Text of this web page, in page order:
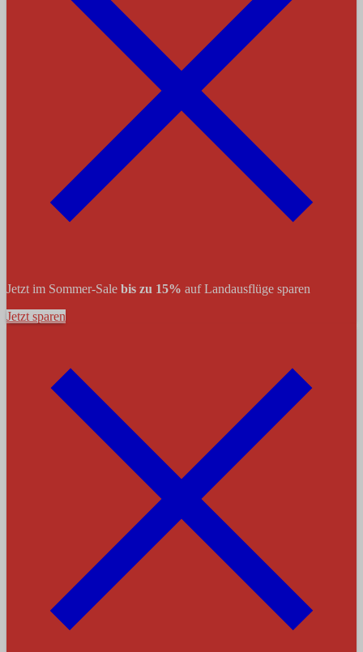
Jetzt im Sommer-Sale bis zu 15% auf Landausflüge sparen
Jetzt sparen